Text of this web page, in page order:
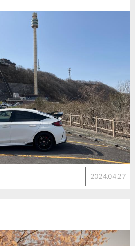
2024.04.27